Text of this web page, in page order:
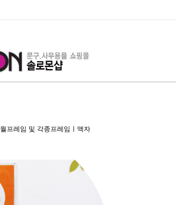
월프레임 및 각종프레임ㅣ액자